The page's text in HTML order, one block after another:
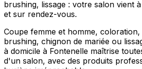
brushing, lissage : votre salon vient
et sur rendez-vous.
Coupe femme et homme,
brushing, chignon de mariée ou
à domicile à Fontenelle maîtrise
d'un salon, avec des produits